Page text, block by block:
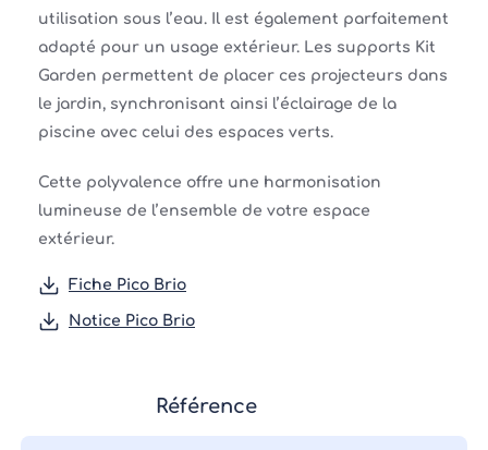
utilisation sous l’eau. Il est également parfaitement
adapté pour un usage extérieur. Les supports Kit
Garden permettent de placer ces projecteurs dans
le jardin, synchronisant ainsi l’éclairage de la
piscine avec celui des espaces verts.
Cette polyvalence offre une harmonisation
lumineuse de l’ensemble de votre espace
extérieur.
Fiche Pico Brio
Notice Pico Brio
Référence